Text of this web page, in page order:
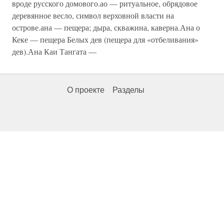
вроде русского домового.ао — ритуальное, обрядовое
деревянное весло, символ верховной власти на
острове.ана — пещера; дыра, скважина, каверна.Ана о
Кеке — пещера Белых дев (пещера для «отбеливания»
дев).Ана Каи Тангата —
О проекте Разделы